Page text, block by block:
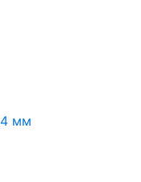
мм